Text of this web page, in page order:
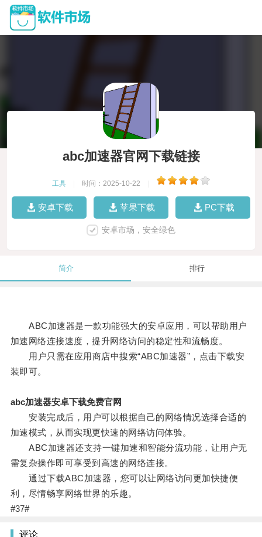
abc加速器官网下载链接
工具 时间：2025-10-22
安卓下载 苹果下载 PC下载
安卓市场，安全绿色
简介 排行
ABC加速器是一款功能强大的安卓应用，可以帮助用户
加速网络连接速度，提升网络访问的稳定性和流畅度。
用户只需在应用商店中搜索“ABC加速器”，点击下载安
装即可。
abc加速器安卓下载免费官网
安装完成后，用户可以根据自己的网络情况选择合适的
加速模式，从而实现更快速的网络访问体验。
ABC加速器还支持一键加速和智能分流功能，让用户无
需复杂操作即可享受到高速的网络连接。
通过下载ABC加速器，您可以让网络访问更加快捷便
利，尽情畅享网络世界的乐趣。
#37#
评论